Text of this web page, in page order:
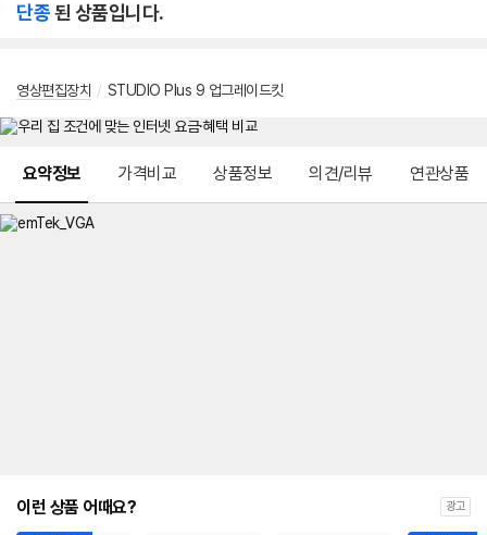
단종된 상품입니다.
영상편집장치 / STUDIO Plus 9 업그레이드킷
요약정보 가격비교 상품정보 의견/리뷰 연관상품
이런 상품 어때요? 광고